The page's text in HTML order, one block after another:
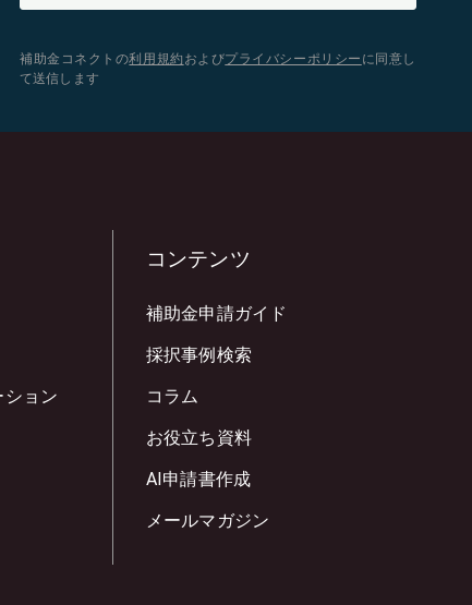
補助金コネクトの利用規約 およびプライバシーポリシー に同意し
て送信します
ョン
コンテンツ
補助金申請ガイド
採択事例検索
コラム
お役立ち資料
AI申請書作成
メールマガジン